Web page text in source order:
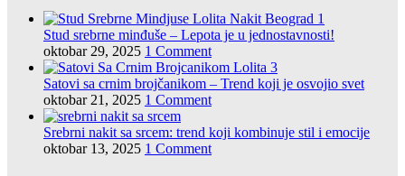
Stud srebrne minđuše – Lepota je u jednostavnosti!
oktobar 29, 2025 1 Comment
Satovi sa crnim brojčanikom – Trend koji je osvojio svet
oktobar 21, 2025 1 Comment
Srebrni nakit sa srcem: trend koji kombinuje stil i emocije
oktobar 13, 2025 1 Comment